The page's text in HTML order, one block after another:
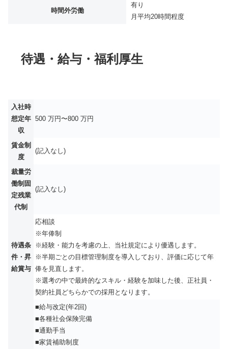
時間外労働
有り
月平均20時間程度
待遇・給与・福利厚生
入社時
想定年
収
500 万円〜800 万円
賃金制
度
(記入なし)
裁量労
働制固
定残業
代制
(記入なし)
待遇条
件・昇
給賞与
応相談
※年俸制
※経験・能力を考慮の上、当社規定により優遇します。
※半期ごとの目標管理制度を導入しており、評価に応じて年
俸を見直します。
※選考の中で最終的なスキル・経験を加味した後、正社員・
契約社員どちらかでの採用となります。
■給与改定(年2回)
■各種社会保険完備
■通勤手当
■家賃補助制度